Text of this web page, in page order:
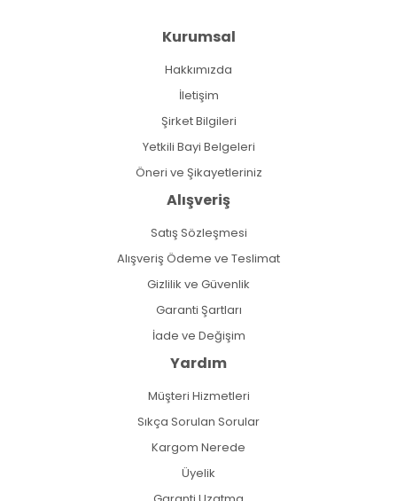
Kurumsal
Hakkımızda
İletişim
Şirket Bilgileri
Yetkili Bayi Belgeleri
Öneri ve Şikayetleriniz
Alışveriş
Satış Sözleşmesi
Alışveriş Ödeme ve Teslimat
Gizlilik ve Güvenlik
Garanti Şartları
İade ve Değişim
Yardım
Müşteri Hizmetleri
Sıkça Sorulan Sorular
Kargom Nerede
Üyelik